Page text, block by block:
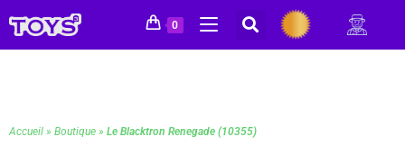
0
Accueil » Boutique » Le Blacktron Renegade (10355)